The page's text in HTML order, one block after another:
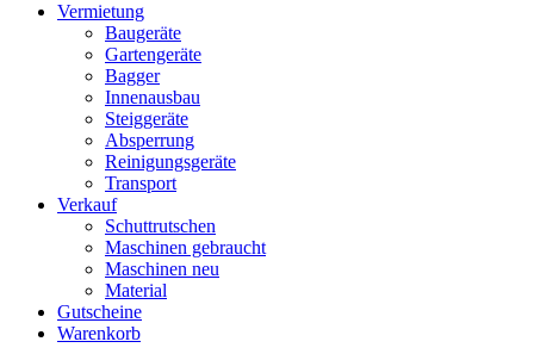
Vermietung
Baugeräte
Gartengeräte
Bagger
Innenausbau
Steiggeräte
Absperrung
Reinigungsgeräte
Transport
Verkauf
Schuttrutschen
Maschinen gebraucht
Maschinen neu
Material
Gutscheine
Warenkorb